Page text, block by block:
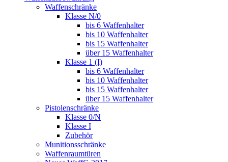
Waffenschränke
Klasse N/0
bis 6 Waffenhalter
bis 10 Waffenhalter
bis 15 Waffenhalter
über 15 Waffenhalter
Klasse 1 (I)
bis 6 Waffenhalter
bis 10 Waffenhalter
bis 15 Waffenhalter
über 15 Waffenhalter
Pistolenschränke
Klasse 0/N
Klasse I
Zubehör
Munitionsschränke
Waffenraumtüren